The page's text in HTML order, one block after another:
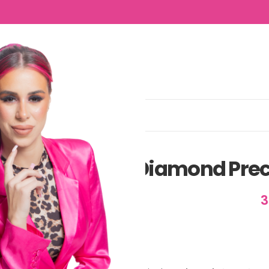
Destroyer®
Diamond